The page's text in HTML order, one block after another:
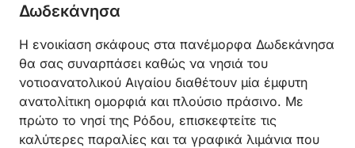
Δωδεκάνησα
Η ενοικίαση σκάφους στα πανέμορφα Δωδεκάνησα
θα σας συναρπάσει καθώς να νησιά του
νοτιοανατολικού Αιγαίου διαθέτουν μία έμφυτη
ανατολίτικη ομορφιά και πλούσιο πράσινο. Με
πρώτο το νησί της Ρόδου, επισκεφτείτε τις
καλύτερες παραλίες και τα γραφικά λιμάνια που